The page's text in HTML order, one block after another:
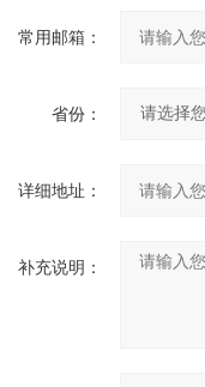
常用邮箱：
省份：
详细地址：
补充说明：